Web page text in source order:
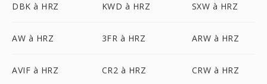
DBK à HRZ KWD à HRZ SXW à HRZ
AW à HRZ 3FR à HRZ ARW à HRZ
AVIF à HRZ CR2 à HRZ CRW à HRZ